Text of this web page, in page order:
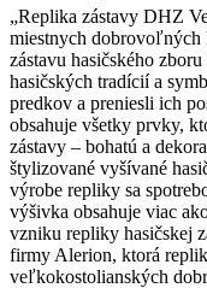
„Replika zástavy DHZ
miestnych dobrovoľných
zástavu hasičského
hasičských tradícií a
predkov a preniesli ich
obsahuje všetky prvky,
zástavy – bohatú a
štylizované vyšívané
výrobe repliky sa
výšivka obsahuje viac
vzniku repliky hasičskej
firmy Alerion, ktorá
veľkokostolianských